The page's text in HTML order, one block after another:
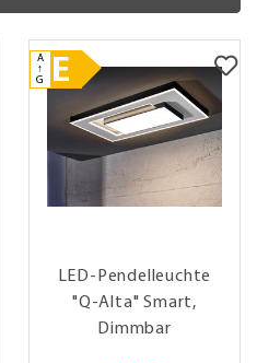
A
↑
G
E
LED-Pendelleuchte
"Q-Alta" Smart,
Dimmbar